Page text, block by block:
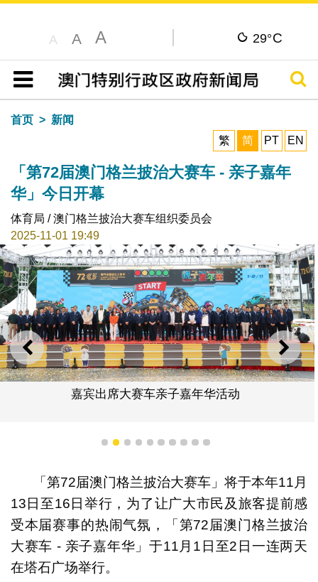
A A A 29°C
目录
搜寻
首页
新闻
繁
简 PT EN
「第72届澳门格兰披治大赛车 - 亲子嘉年
华」今日开幕
体育局 / 澳门格兰披治大赛车组织委员会
2025-11-01 19:49
上一则 下一
嘉宾出席大赛车亲子嘉年华活动
1 2 3 4 5 6 7 8 9 10
「第72届澳门格兰披治大赛车」将于本年11月
13日至16日举行，为了让广大市民及旅客提前感
受本届赛事的热闹气氛，「第72届澳门格兰披治
大赛车 - 亲子嘉年华」于11月1日至2日一连两天
在塔石广场举行。